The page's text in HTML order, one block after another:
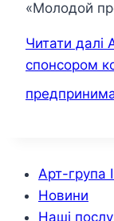
«Молодой
Читати далі
спонсором
Арт-група
Новини
Наші